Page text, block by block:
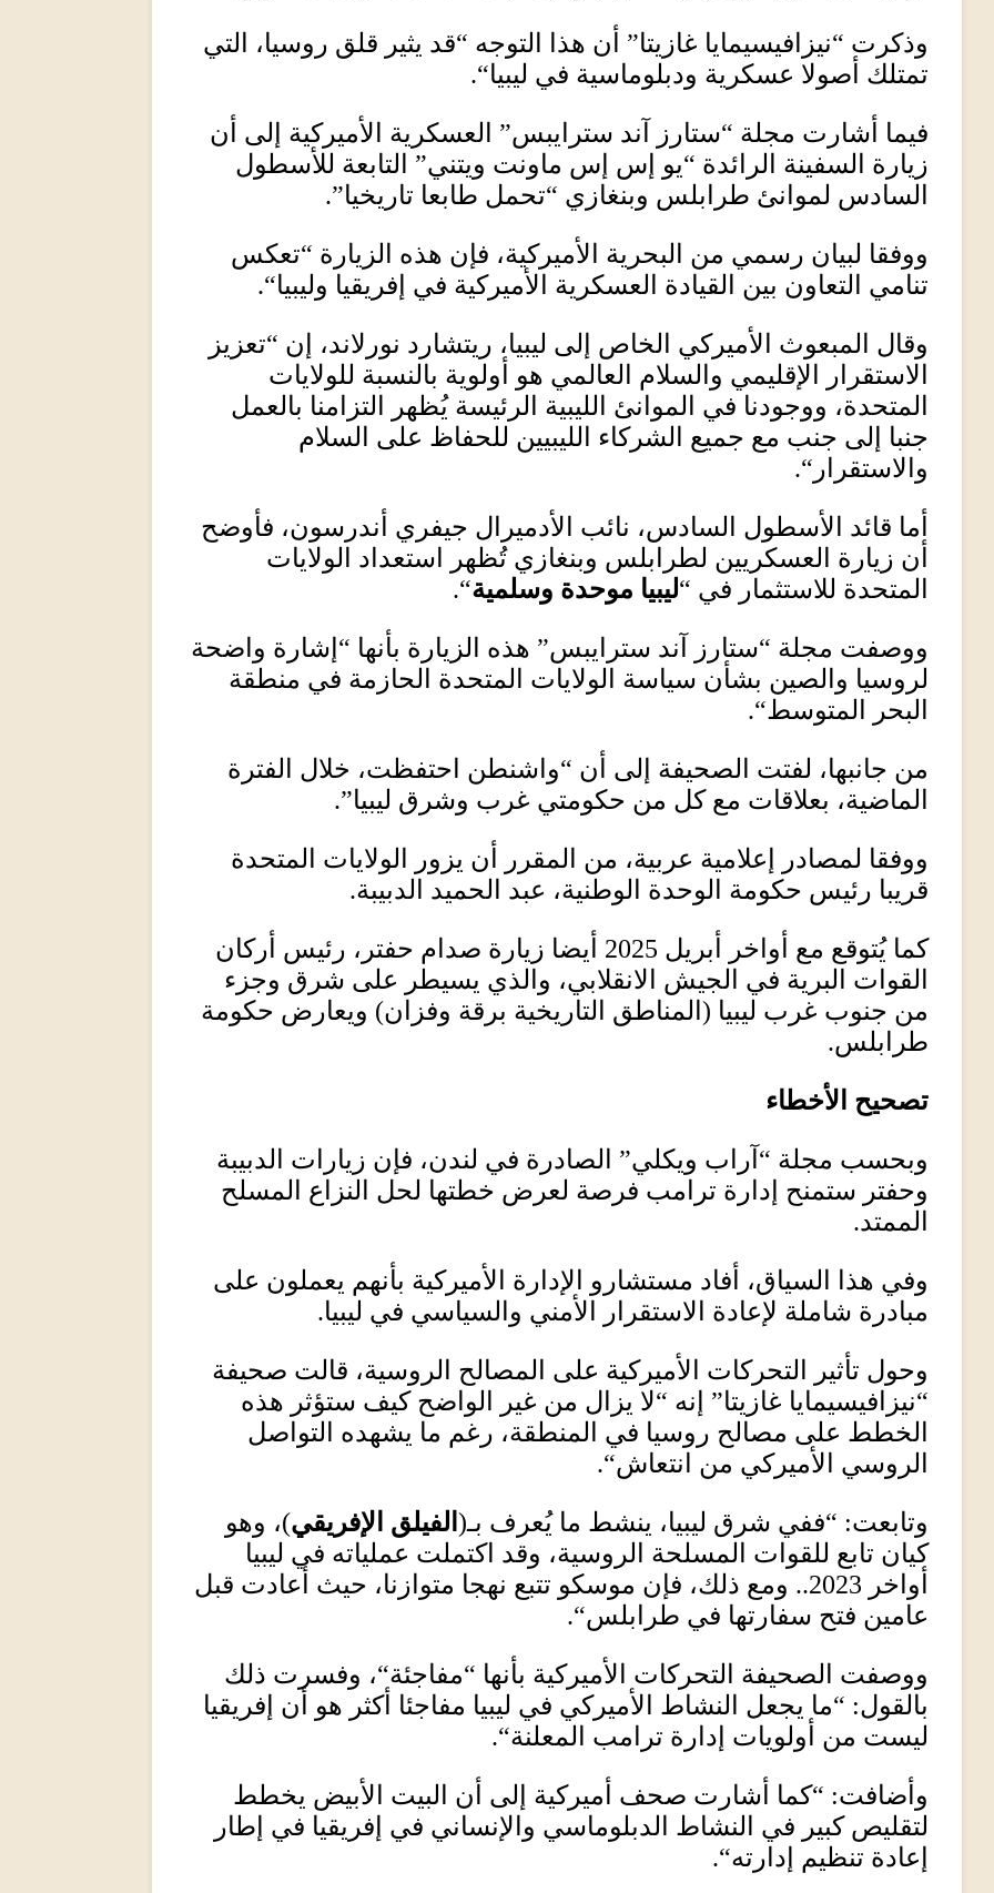
وذكرت “نيزافيسيمايا غازيتا” أن هذا التوجه “قد يثير قلق روسيا، التي
تمتلك أصولا عسكرية ودبلوماسية في ليبيا“.
فيما أشارت مجلة “ستارز آند سترايبس”
العسكرية الأميركية إلى أن
زيارة السفينة الرائدة “يو إس إس ماونت ويتني”
التابعة للأسطول
السادس لموانئ طرابلس وبنغازي “تحمل طابعا تاريخيا”.
ووفقا لبيان رسمي من البحرية الأميركية، فإن هذه الزيارة “تعكس
تنامي التعاون بين القيادة العسكرية الأميركية في إفريقيا وليبيا“.
وقال المبعوث الأميركي الخاص إلى ليبيا، ريتشارد نورلاند، إن “تعزيز
الاستقرار الإقليمي والسلام العالمي هو أولوية بالنسبة للولايات
المتحدة، ووجودنا في الموانئ الليبية الرئيسة يُظهر التزامنا بالعمل
جنبا إلى جنب مع جميع الشركاء الليبيين للحفاظ على السلام
والاستقرار “.
أما قائد الأسطول السادس، نائب الأدميرال جيفري أندرسون، فأوضح
أن زيارة العسكريين لطرابلس وبنغازي تُظهر استعداد الولايات
المتحدة للاستثمار في “ليبيا موحدة وسلمية“.
ووصفت مجلة “ستارز آند سترايبس” هذه الزيارة بأنها “ إشارة واضحة
لروسيا والصين بشأن سياسة الولايات المتحدة الحازمة في منطقة
البحر المتوسط“.
من جانبها، لفتت الصحيفة إلى أن “واشنطن احتفظت، خلال الفترة
الماضية، بعلاقات مع كل من حكومتي غرب وشرق ليبيا”.
ووفقا لمصادر إعلامية عربية، من المقرر أن يزور الولايات المتحدة
قريبا رئيس حكومة الوحدة الوطنية، عبد الحميد الدبيبة.
كما يُتوقع مع أواخر أبريل 2025
أيضا زيارة صدام حفتر، رئيس أركان
القوات البرية في الجيش الانقلابي، والذي يسيطر على شرق وجزء
من جنوب غرب ليبيا ( المناطق التاريخية برقة وفزان) ويعارض حكومة
طرابلس.
تصحيح الأخطاء
وبحسب مجلة “ آراب ويكلي”
الصادرة في لندن، فإن زيارات الدبيبة
وحفتر ستمنح إدارة ترامب فرصة لعرض خطتها لحل النزاع المسلح
الممتد.
وفي هذا السياق، أفاد مستشارو الإدارة الأميركية بأنهم يعملون على
مبادرة شاملة لإعادة الاستقرار الأمني والسياسي في ليبيا.
وحول تأثير التحركات الأميركية على المصالح الروسية، قالت صحيفة
“نيزافيسيمايا غازيتا” إنه “لا يزال من غير الواضح كيف ستؤثر هذه
الخطط على مصالح روسيا في المنطقة، رغم ما يشهده التواصل
الروسي الأميركي من انتعاش“.
وتابعت: “ففي شرق ليبيا، ينشط ما يُعرف بـ( الفيلق الإفريقي)، وهو
كيان تابع للقوات المسلحة الروسية، وقد اكتملت عملياته في ليبيا
أواخر 2023..
ومع ذلك، فإن موسكو تتبع نهجا متوازنا، حيث أعادت قبل
عامين فتح سفارتها في طرابلس“.
ووصفت الصحيفة التحركات الأميركية بأنها “مفاجئة“، وفسرت ذلك
بالقول: “ما يجعل النشاط الأميركي في ليبيا مفاجئا أكثر هو أن إفريقيا
ليست من أولويات إدارة ترامب المعلنة“.
وأضافت: “كما أشارت صحف أميركية إلى أن البيت الأبيض يخطط
لتقليص كبير في النشاط الدبلوماسي والإنساني في إفريقيا في إطار
إعادة تنظيم إدارته“.